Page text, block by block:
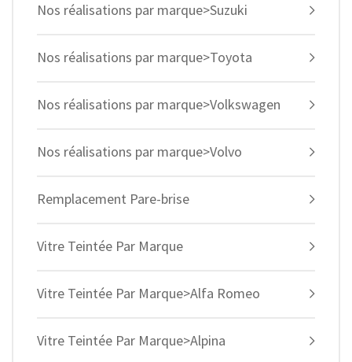
Nos réalisations par marque>Suzuki
Nos réalisations par marque>Toyota
Nos réalisations par marque>Volkswagen
Nos réalisations par marque>Volvo
Remplacement Pare-brise
Vitre Teintée Par Marque
Vitre Teintée Par Marque>Alfa Romeo
Vitre Teintée Par Marque>Alpina